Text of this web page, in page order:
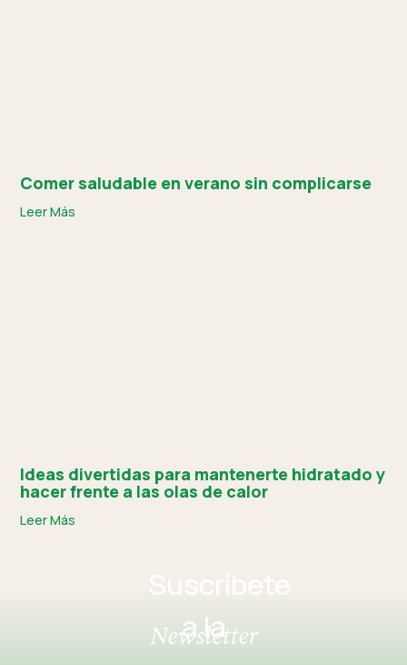
Comer saludable en verano sin complicarse
Leer Más
Ideas divertidas para mantenerte hidratado y
hacer frente a las olas de calor
Leer Más
Suscríbete
a la
Newsletter